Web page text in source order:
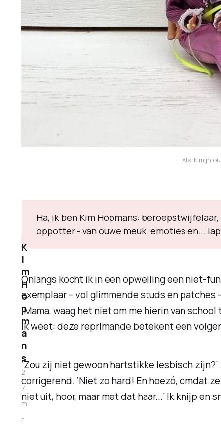
Als ik mijn
Ha, ik ben Kim Hopmans:
oppotter - van ouwe meuk, emoties en...
Onlangs kocht ik in een opwelling een niet-
exemplaar – vol glimmende studs en
‘Mama,waaghet niet om me hierin van
ik weet: deze reprimande betekent een
‘Zou zij niet gewoon hartstikke lesbisch
corrigerend. ‘Niet zo hard! En hoezó, omdat
niet uit, hoor, maar met dat haar...’ Ik knijp en
K
i
m
H
o
p
m
a
n
s
2
7
m
r